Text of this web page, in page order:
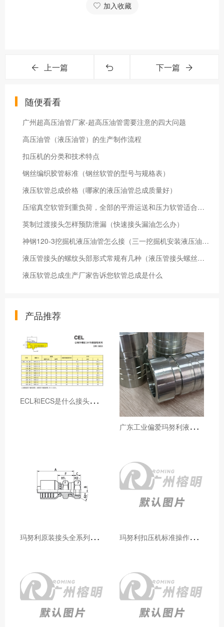
加入收藏
上一篇 下一篇
随便看看
广州超高压油管厂家-超高压油管需要注意的四大问题
高压油管（液压油管）的生产制作流程
扣压机的分类和技术特点
钢丝编织胶管标准（钢丝软管的型号与规格表）
液压软管总成价格（哪家的液压油管总成质量好）
压缩真空软管到重负荷，全部的平滑运送和压力软管适合真空应用
英制过渡接头怎样预防泄漏（快速接头漏油怎么办）
神钢120-3挖掘机液压油管怎么接（三一挖掘机安装液压油管操作方法）
液压管接头的螺纹头部形式常规有几种（液压管接头螺丝种类有哪些）
液压软管总成生产厂家告诉您软管总成是什么
产品推荐
E
CL和ECS是什么接头，用于什么胶管或管件
广
东工业偏爱玛努利液压产品的五大原因（代理深度分析）
玛
努利原装接头全系列型号解析：广州客户选型必备指南 玛
努利扣压机标准操作流程：广州代理手把手教学（新手也能学会）